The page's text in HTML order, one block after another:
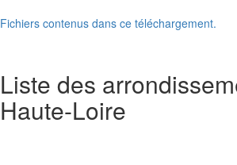
Fichiers contenus dans ce téléchargement.
Liste des
Haute-Loire